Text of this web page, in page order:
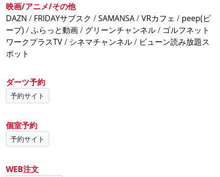
【ダーツ】※お一人様当たりの価格
ダーツ3時間パック ¥1,650(税込)
ダーツ6時間パック ¥2,160(税込)
ダーツ3時間パック(土・日・祝) ¥1,760(税込)
ダーツ6時間パック(土・日・祝) ¥2,270(税込)
ダーツ練習パック(3時間) ¥1,200(税込)
ダーツ練習パック(3時間)(土・日・祝) ¥1,310(税込)
ダーツ6時間ナイトパック ¥1,850(税込) ※NEW!
※NEW!
※週末【金18時以降、土日祝日】ダーツ1人利用のみ
精算金額プラス220円(税込)
映画/アニメ/その他
DAZN / FRIDAYサブスク /SAMANSA/VRカフェ / peep(ピ
ープ) /ふらっと動画/ グリーンチャンネル/ ゴルフネット
ワークプラスTV/ シネマチャンネル/ ビューン読み放題ス
ポット
ダーツ予約
予約サイト
個室予約
予約サイト
WEB注文